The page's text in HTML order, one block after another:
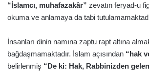
“İslamcı, muhafazakâr” zevatın feryad-u
okuma ve anlamaya da tabi
İnsanları dinin namına zaptu rapt altına
bağdaşmamaktadır. İslam açısından “hak
belirlenmiş “De ki: Hak, Rabbinizden